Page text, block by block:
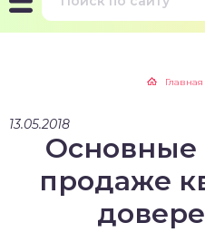
Главная
13.05.2018
Основные
продаже